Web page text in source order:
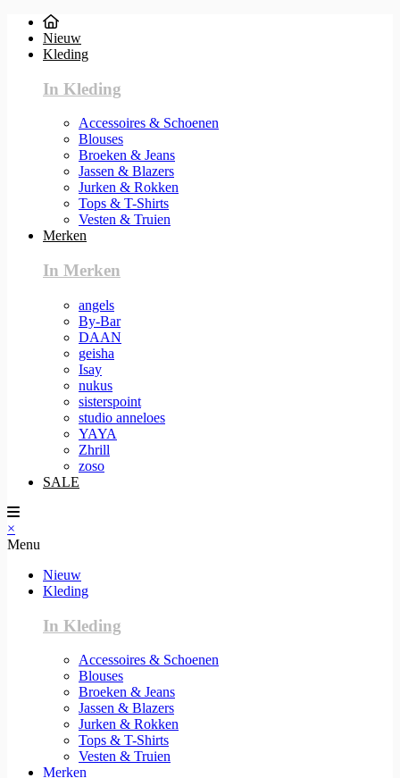
Nieuw
Kleding
In Kleding
Accessoires & Schoenen
Blouses
Broeken & Jeans
Jassen & Blazers
Jurken & Rokken
Tops & T-Shirts
Vesten & Truien
Merken
In Merken
angels
By-Bar
DAAN
geisha
Isay
nukus
sisterspoint
studio anneloes
YAYA
Zhrill
zoso
SALE
×
Menu
Nieuw
Kleding
In Kleding
Accessoires & Schoenen
Blouses
Broeken & Jeans
Jassen & Blazers
Jurken & Rokken
Tops & T-Shirts
Vesten & Truien
Merken